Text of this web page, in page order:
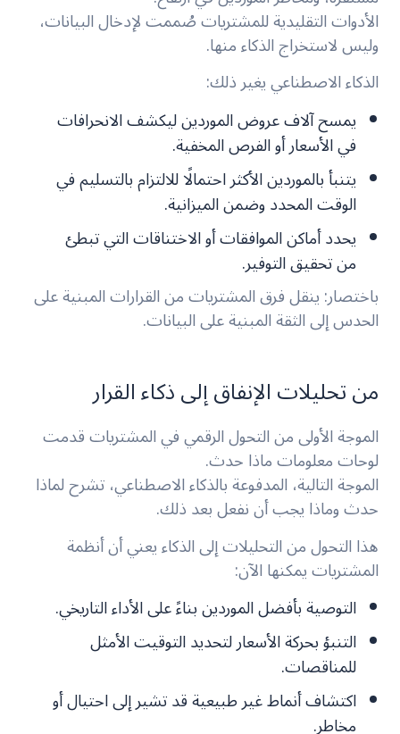
الأدوات التقليدية للمشتريات صُممت لإدخال البيانات،
وليس لاستخراج الذكاء منها.
الذكاء الاصطناعي يغير ذلك:
يمسح آلاف عروض الموردين ليكشف الانحرافات
في الأسعار أو الفرص المخفية.
يتنبأ بالموردين الأكثر احتمالًا للالتزام بالتسليم في
الوقت المحدد وضمن الميزانية.
يحدد أماكن الموافقات أو الاختناقات التي تبطئ
من تحقيق التوفير.
باختصار: ينقل فرق المشتريات من القرارات المبنية على
الحدس إلى الثقة المبنية على البيانات.
من تحليلات الإنفاق إلى ذكاء القرار
الموجة الأولى من التحول الرقمي في المشتريات قدمت
لوحات معلومات ماذا حدث.
الموجة التالية، المدفوعة بالذكاء الاصطناعي، تشرح لماذا
حدث وماذا يجب أن نفعل بعد ذلك.
هذا التحول من التحليلات إلى الذكاء يعني أن أنظمة
المشتريات يمكنها الآن:
التوصية بأفضل الموردين بناءً على الأداء التاريخي.
التنبؤ بحركة الأسعار لتحديد التوقيت الأمثل
للمناقصات.
اكتشاف أنماط غير طبيعية قد تشير إلى احتيال أو
مخاطر.